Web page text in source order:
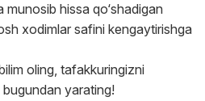
hissa qo‘shadigan
xodimlar safini kengaytirishga
oling, tafakkuringizni
yarating!